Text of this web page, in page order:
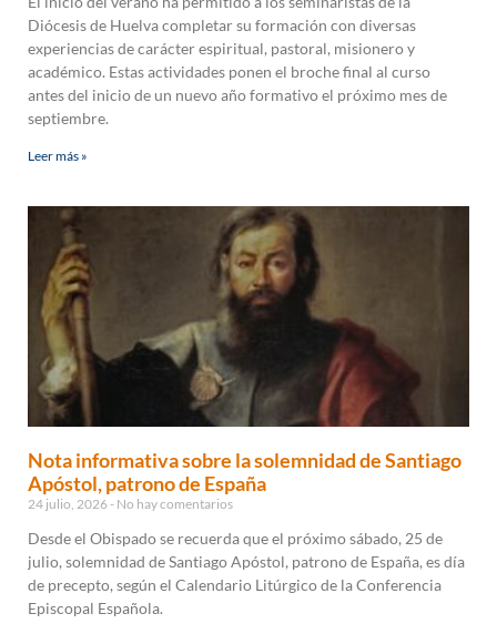
Diócesis de Huelva completar su formación con diversas
experiencias de carácter espiritual, pastoral, misionero y
académico. Estas actividades ponen el broche final al curso
antes del inicio de un nuevo año formativo el próximo mes de
septiembre.
Leer más »
Nota informativa sobre la solemnidad de Santiago
Apóstol, patrono de España
24 julio, 2026 No hay comentarios
Desde el Obispado se recuerda que el próximo sábado, 25 de
julio, solemnidad de Santiago Apóstol, patrono de España, es día
de precepto, según el Calendario Litúrgico de la Conferencia
Episcopal Española.